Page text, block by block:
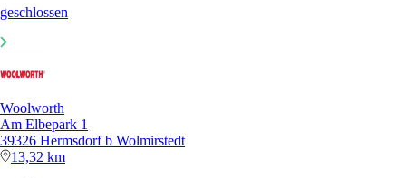
geschlossen
Woolworth
Am Elbepark 1
39326 Hermsdorf b Wolmirstedt
13,32 km